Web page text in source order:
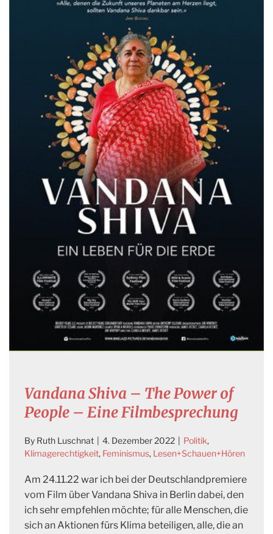
Vandana Shiva – The Power of
People – Eine Filmbesprechung
By Ruth Luschnat 4. Dezember 2022 Politik,
Klimagerechtigkeit, Feminismus, Lesen+Schauen+Hören
Am 24.11.22 war ich bei der Deutschlandpremiere
vom Film über Vandana Shiva in Berlin dabei, den
ich sehr empfehlen möchte; für alle Menschen, die
sich an Aktionen fürs Klima beteiligen, alle, die an